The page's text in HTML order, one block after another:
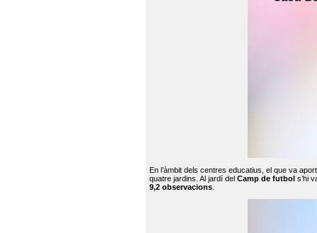
En l’àmbit dels centres educatius, el que va
quatre jardins. Al jardí del Camp de futbol s’hi
9,2 observacions